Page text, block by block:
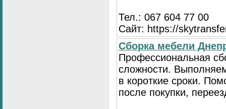
Тел.: 067 604 77 00
Сайт: https://
Сбopка мебели
Пpoфессиональная
сложности.
в короткие сроки.
после покупки,